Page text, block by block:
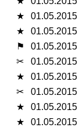
★
01.05.2015
★
01.05.2015
⚑
01.05.2015
✂
01.05.2015
★
01.05.2015
✂
01.05.2015
★
01.05.2015
★
01.05.2015